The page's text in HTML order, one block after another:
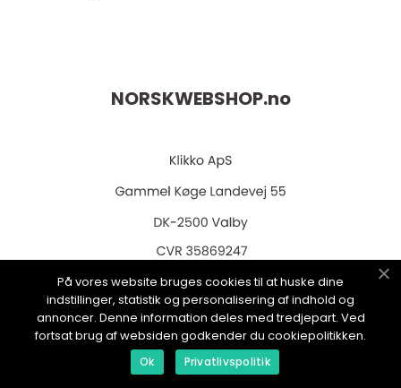
NORSKWEBSHOP.no
web:www.klikko.dk
Menu
På vores website bruges cookies til at huske dine
indstillinger, statistik og personalisering af indhold og
annoncer. Denne information deles med tredjepart. Ved
fortsat brug af websiden godkender du cookiepolitikken.
Ok Privatlivspolitik